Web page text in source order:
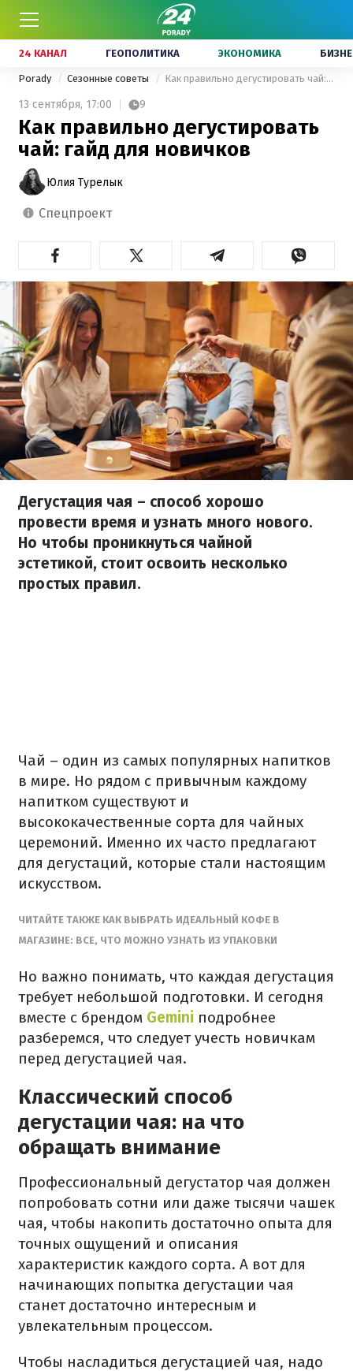
24 КАНАЛ ГЕОПОЛИТИКА ЭКОНОМИКА
Porady Сезонные советы Как правильно дегустировать чай: гайд для новичков
13 сентября, 17:00 9
Как правильно дегустировать
чай: гайд для новичков
Юлия Турелык
спецпроект
Дегустация чая – способ хорошо
провести время и узнать много нового.
Но чтобы проникнуться чайной
эстетикой, стоит освоить несколько
простых правил.
Чай – один из самых популярных напитков
в мире. Но рядом с привычным каждому
напитком существуют и
высококачественные сорта для чайных
церемоний. Именно их часто предлагают
для дегустаций, которые стали настоящим
искусством.
ЧИТАЙТЕ ТАКЖЕ КАК ВЫБРАТЬ ИДЕАЛЬНЫЙ КОФЕ В
МАГАЗИНЕ: ВСЕ, ЧТО МОЖНО УЗНАТЬ ИЗ УПАКОВКИ
Но важно понимать, что каждая дегустация
требует небольшой подготовки. И сегодня
вместе с брендом Gemini подробнее
разберемся, что следует учесть новичкам
перед дегустацией чая.
Классический способ
дегустации чая: на что
обращать внимание
Профессиональный дегустатор чая должен
попробовать сотни или даже тысячи чашек
чая, чтобы накопить достаточно опыта для
точных ощущений и описания
характеристик каждого сорта. А вот для
начинающих попытка дегустации чая
станет достаточно интересным и
увлекательным процессом.
Чтобы насладиться дегустацией чая, надо